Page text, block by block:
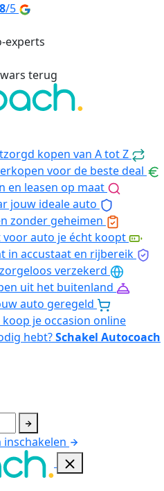
/5
experts
terug
kopen van A tot Z
voor de beste deal
en leasen op maat
jouw ideale auto
zonder geheimen
voor auto je écht koopt
in accustaat en rijbereik
verzekerd
uit het buitenland
auto geregeld
je occasion online
hebt?Schakel Autocoach
inschakelen